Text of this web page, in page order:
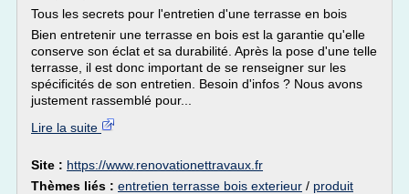
Tous les secrets pour l'entretien d'une terrasse en bois
Bien entretenir une terrasse en bois est la garantie qu'elle
conserve son éclat et sa durabilité. Après la pose d'une telle
terrasse, il est donc important de se renseigner sur les
spécificités de son entretien. Besoin d'infos ? Nous avons
justement rassemblé pour...
Lire la suite
Site : https://www.renovationettravaux.fr
Thèmes liés : entretien terrasse bois exterieur / produit